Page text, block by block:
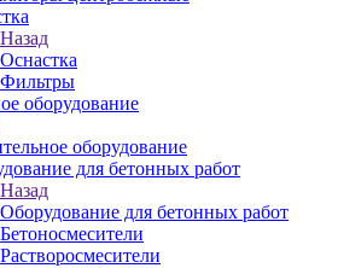
Назад
Оснастка
Фильтры
оборудование
оборудование
для бетонных работ
Назад
Оборудование для бетонных работ
Бетоносмесители
Растворосмесители